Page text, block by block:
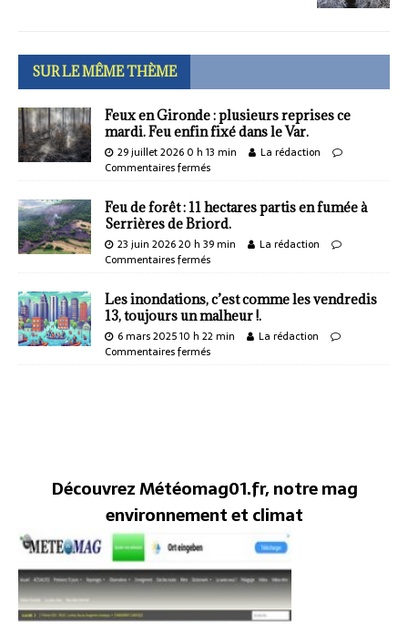
SUR LE MÊME THÈME
Feux en Gironde : plusieurs reprises ce
mardi. Feu enfin fixé dans le Var.
29 juillet 2026 0 h 13 min
La rédaction
Commentaires fermés
Feu de forêt : 11 hectares partis en fumée à
Serrières de Briord.
23 juin 2026 20 h 39 min
La rédaction
Commentaires fermés
Les inondations, c’est comme les vendredis
13, toujours un malheur !.
6 mars 2025 10 h 22 min
La rédaction
Commentaires fermés
Découvrez Météomag01.fr, notre mag
environnement et climat